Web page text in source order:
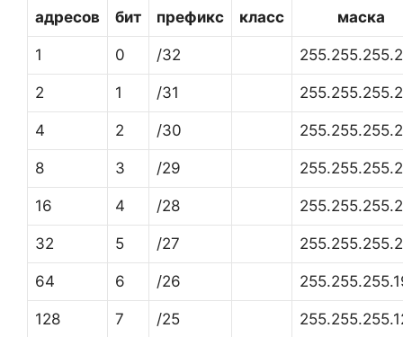
адресов бит префикс класс маска
1 0 /32
2 1 /31
4 2 /30
8 3 /29
16 4 /28
32 5 /27
64 6 /26
128 7 /25